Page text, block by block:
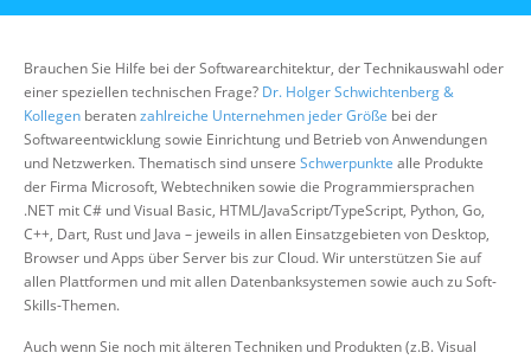
Brauchen Sie Hilfe bei der Softwarearchitektur, der Technikauswahl oder
einer speziellen technischen Frage? Dr. Holger Schwichtenberg &
Kollegen beratenzahlreiche Unternehmen jeder Größe bei der
Softwareentwicklung sowie Einrichtung und Betrieb von Anwendungen
und Netzwerken. Thematisch sind unsere Schwerpunkte alle Produkte
der Firma Microsoft, Webtechniken sowie die Programmiersprachen
.NET mit C# und Visual Basic, HTML/JavaScript/TypeScript, Python, Go,
C++, Dart, Rust und Java – jeweils in allen Einsatzgebieten von Desktop,
Browser und Apps über Server bis zur Cloud. Wir unterstützen Sie auf
allen Plattformen und mit allen Datenbanksystemen sowie auch zu Soft-
Skills-Themen.
Auch wenn Sie noch mit älteren Techniken und Produkten (z.B. Visual